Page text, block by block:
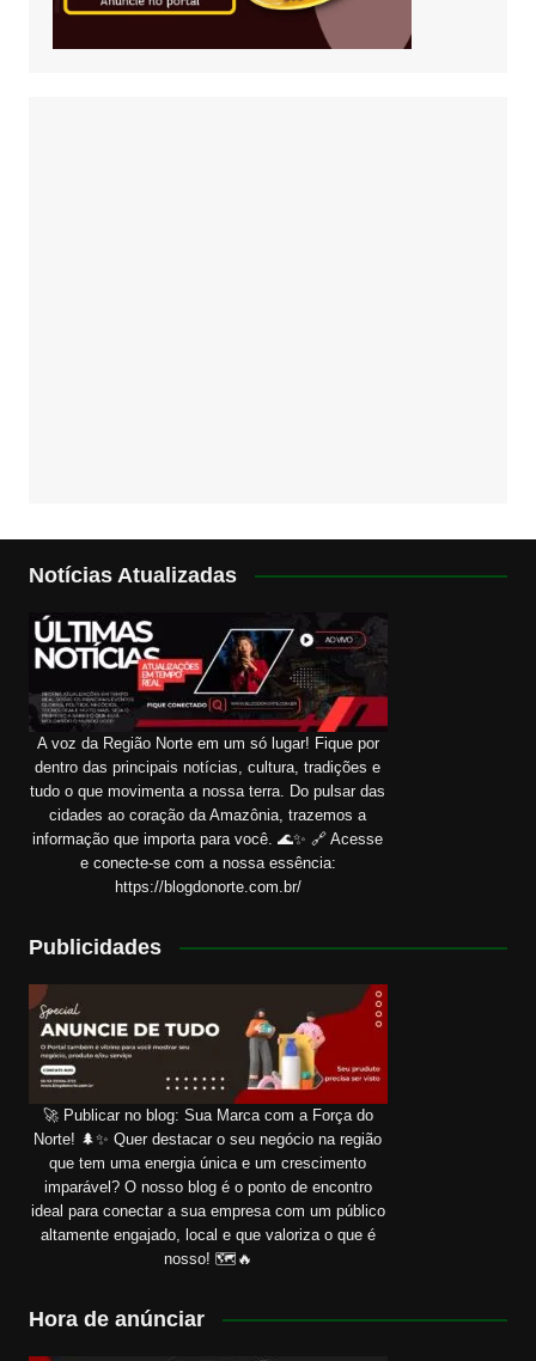
Notícias Atualizadas
A voz da Região Norte em um só lugar! Fique por
dentro das principais notícias, cultura, tradições e
tudo o que movimenta a nossa terra. Do pulsar das
cidades ao coração da Amazônia, trazemos a
informação que importa para você. 🌊✨ 🔗 Acesse
e conecte-se com a nossa essência:
https://blogdonorte.com.br/
Publicidades
🚀 Publicar no blog: Sua Marca com a Força do
Norte! 🌲✨ Quer destacar o seu negócio na região
que tem uma energia única e um crescimento
imparável? O nosso blog é o ponto de encontro
ideal para conectar a sua empresa com um público
altamente engajado, local e que valoriza o que é
nosso! 🗺️🔥
Hora de anúnciar